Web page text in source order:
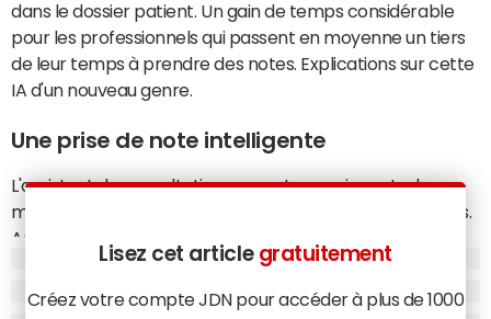
dans le dossier patient. Un gain de temps considérable
pour les professionnels qui passent en moyenne un tiers
de leur temps à prendre des notes. Explications sur cette
IA d'un nouveau genre.
Une prise de note intelligente
L'assistant de consultation permet aux soignants de
mener leurs consultations sans avoir à prendre de notes.
Après autorisation du patient et du praticien, le système
enregistre et transcrit en direct les échanges oraux
avant de fournir en fin de consultation un rapport
Lisez cet article gratuitement
Créez votre compte JDN pour accéder à plus de 1000